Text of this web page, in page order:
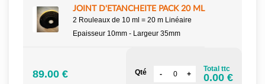
JOINT D'ETANCHEITE PACK 20 ML
2 Rouleaux de 10 ml = 20 m Linéaire
Epaisseur 10mm - Largeur 35mm
89.00 € Qté Total ttc
0.00 €